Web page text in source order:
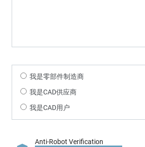
我是零部件制造商
我是CAD供应商
我是CAD用户
Anti-Robot Verification